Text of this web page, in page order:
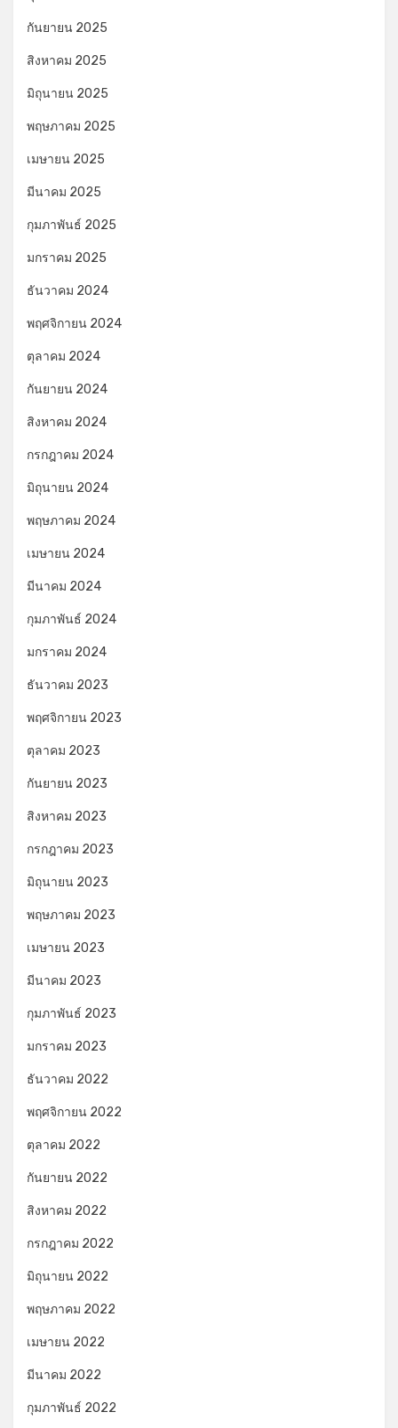
กันยายน 2025
สิงหาคม 2025
มิถุนายน 2025
พฤษภาคม 2025
เมษายน 2025
มีนาคม 2025
กุมภาพันธ์ 2025
มกราคม 2025
ธันวาคม 2024
พฤศจิกายน 2024
ตุลาคม 2024
กันยายน 2024
สิงหาคม 2024
กรกฎาคม 2024
มิถุนายน 2024
พฤษภาคม 2024
เมษายน 2024
มีนาคม 2024
กุมภาพันธ์ 2024
มกราคม 2024
ธันวาคม 2023
พฤศจิกายน 2023
ตุลาคม 2023
กันยายน 2023
สิงหาคม 2023
กรกฎาคม 2023
มิถุนายน 2023
พฤษภาคม 2023
เมษายน 2023
มีนาคม 2023
กุมภาพันธ์ 2023
มกราคม 2023
ธันวาคม 2022
พฤศจิกายน 2022
ตุลาคม 2022
กันยายน 2022
สิงหาคม 2022
กรกฎาคม 2022
มิถุนายน 2022
พฤษภาคม 2022
เมษายน 2022
มีนาคม 2022
กุมภาพันธ์ 2022